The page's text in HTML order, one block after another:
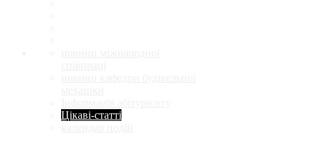
Цікаві-статті